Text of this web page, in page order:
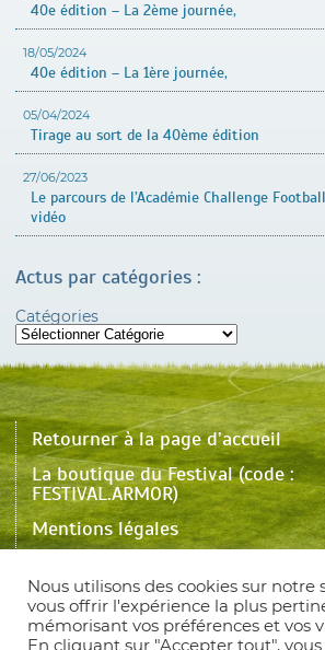
40e édition – La 2ème journée,
18/05/2024
40e édition – La 1ère journée,
05/04/2024
Tirage au sort de la 40ème édition
27/06/2023
Le parcours de l’Académie Challenge
vidéo
Actus par catégories :
Catégories
Retourner à la page d’accueil
La boutique du Festival (code :
FESTIVAL.ARMOR)
Mentions légales
Plan du site
English version
Nous utilisons des cookies sur notre
vous offrir l'expérience la plus
mémorisant vos préférences et vos
En cliquant sur "Accepter tout",